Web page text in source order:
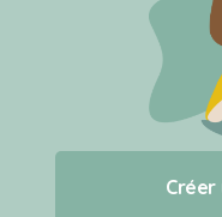
Qui
Créer